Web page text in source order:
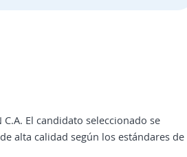
El candidato seleccionado se
alta calidad según los estándares de